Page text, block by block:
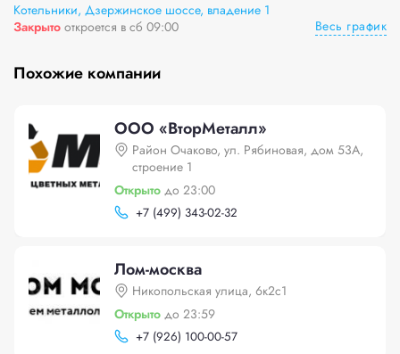
Котельники, Дзержинское шоссе, владение 1
Закрыто откроется в сб 09:00 Весь график
Похожие компании
ООО «ВторМеталл»
Район Очаково, ул. Рябиновая, дом 53А,
строение 1
Открыто до 23:00
+7 (499) 343-02-32
Лом-москва
Никопольская улица, 6к2с1
Открыто до 23:59
+7 (926) 100-00-57